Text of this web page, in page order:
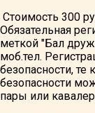
Стоимость 300
Обязательная
меткой "Бал
моб.тел.
безопасности, те
безопасности
пары или